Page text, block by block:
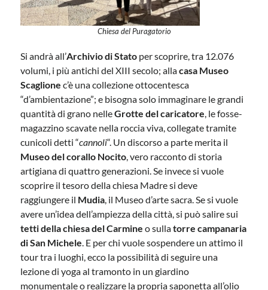
Chiesa del Puragatorio
Si andrà all’Archivio di Stato per scoprire, tra 12.076
volumi, i più antichi del XIII secolo; allacasa Museo
Scaglione c’è una collezione ottocentesca
“d’ambientazione”; e bisogna solo immaginare le grandi
quantità di grano nelleGrotte del caricatore, le fosse-
magazzino scavate nella roccia viva, collegate tramite
cunicoli detti “cannoli“. Un discorso a parte merita il
Museo del corallo Nocito, vero racconto di storia
artigiana di quattro generazioni. Se invece si vuole
scoprire il tesoro della chiesa Madre si deve
raggiungere il Mudia, il Museo d’arte sacra. Se si vuole
avere un’idea dell’ampiezza della città, si può salire sui
tetti della chiesa del Carmine o sullatorre campanaria
di San Michele. E per chi vuole sospendere un attimo il
tour tra i luoghi, ecco la possibilità di seguire una
lezione di yoga al tramonto in un giardino
monumentale o realizzare la propria saponetta all’olio